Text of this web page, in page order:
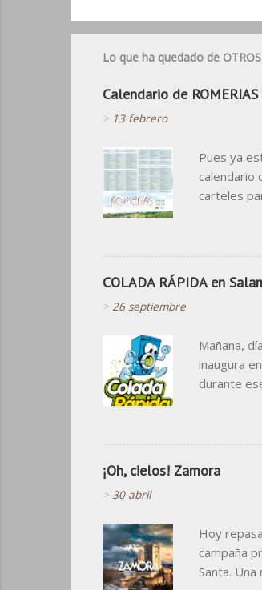
Lo que ha quedado de
Calendario de
> 13 febrero
Pues ya
calendario
carteles
COLADA RÁPIDA en
> 26 septiembre
Mañana,
inaugura
durante
el
colorista y
¡Oh, cielos! Zamora
> 30 abril
Hoy
campaña
Santa.